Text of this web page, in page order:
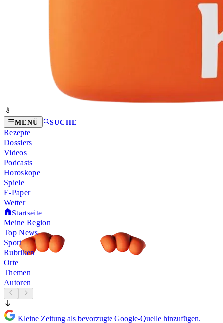
MENÜ SUCHE
Rezepte
Dossiers
Videos
Podcasts
Horoskope
Spiele
E-Paper
Wetter
Startseite
Meine Region
Top News
Sport
Rubriken
Orte
Themen
Autoren
Kleine Zeitung als bevorzugte Google-Quelle hinzufügen.